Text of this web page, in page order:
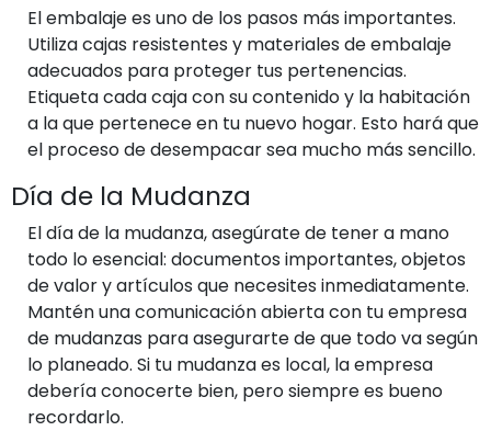
El embalaje es uno de los pasos más importantes.
Utiliza cajas resistentes y materiales de embalaje
adecuados para proteger tus pertenencias.
Etiqueta cada caja con su contenido y la habitación
a la que pertenece en tu nuevo hogar. Esto hará que
el proceso de desempacar sea mucho más sencillo.
Día de la Mudanza
El día de la mudanza, asegúrate de tener a mano
todo lo esencial: documentos importantes, objetos
de valor y artículos que necesites inmediatamente.
Mantén una comunicación abierta con tu empresa
de mudanzas para asegurarte de que todo va según
lo planeado. Si tu mudanza es local, la empresa
debería conocerte bien, pero siempre es bueno
recordarlo.